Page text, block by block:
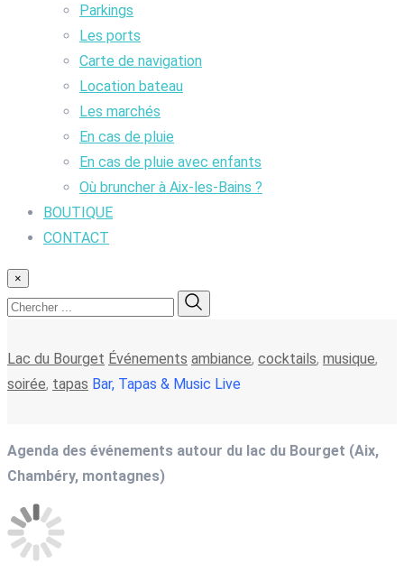
Parkings
Les ports
Carte de navigation
Location bateau
Les marchés
En cas de pluie
En cas de pluie avec enfants
Où bruncher à Aix-les-Bains ?
BOUTIQUE
CONTACT
×
Lac du Bourget Événements ambiance, cocktails, musique,
soirée, tapas Bar, Tapas & Music Live
Agenda des événements autour du lac du Bourget (Aix,
Chambéry, montagnes)